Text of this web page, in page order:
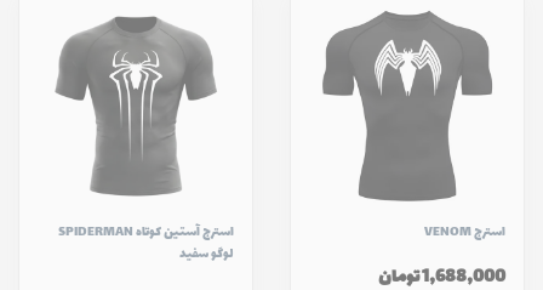
استرج VENOM
1,688,000 تومان
استرج آستین کوتاه SPIDERMAN
لوگو سفید